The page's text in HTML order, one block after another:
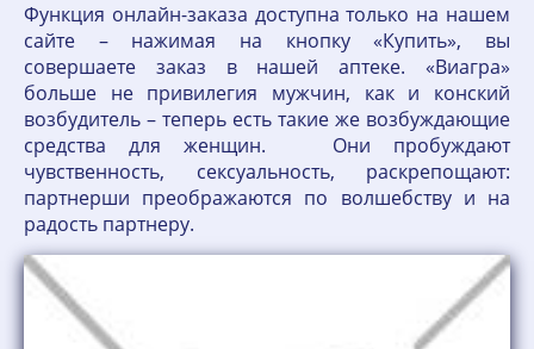
Функция онлайн-заказа доступна только на нашем
сайте – нажимая на кнопку «Купить», вы
совершаете заказ в нашей аптеке. «Виагра»
больше не привилегия мужчин, как и конский
возбудитель – теперь есть такие же возбуждающие
средства для женщин. Они пробуждают
чувственность, сексуальность, раскрепощают:
партнерши преображаются по волшебству и на
радость партнеру.